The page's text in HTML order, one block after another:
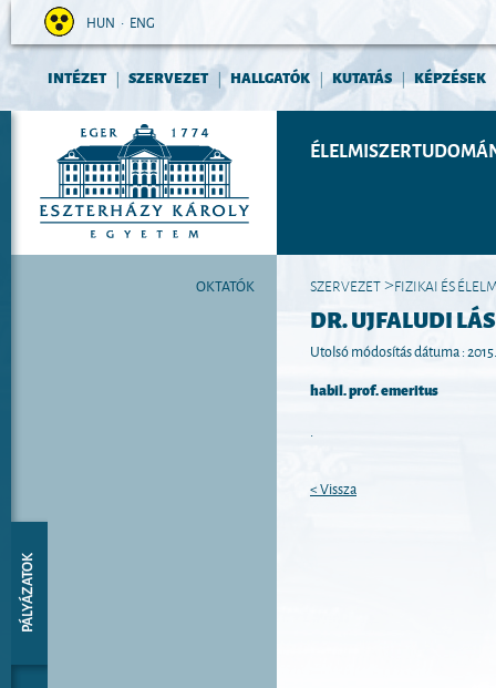
HUN • ENG
INTÉZET | SZERVEZET | HALLGATÓK | KUTATÁS | KÉPZÉSEK
OKTATÓK SZERVEZET>FIZIKAI ÉS
DR. UJFALUDI
Utolsó módosítás dátuma :
habil. prof. emeritus
.
< Vissza